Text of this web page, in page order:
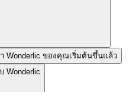
Wonderlic ของคุณเริ่มต้นขึ้นแล้ว
Wonderlic